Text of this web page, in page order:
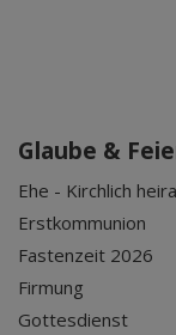
Glaube &
Ehe - Kirchlich
Erstkommunion
Fastenzeit 2026
Firmung
Gottesdienst